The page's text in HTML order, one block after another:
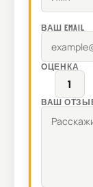
ВАШ EMAIL
ОЦЕНКА
1
ВАШ